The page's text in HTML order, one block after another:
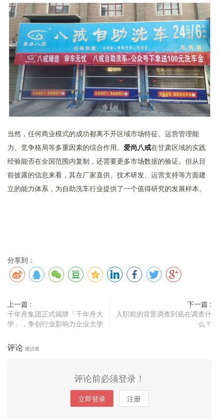
当然，任何商业模式的成功都离不开区域市场特征、运营管理能
力、竞争格局等多重因素的综合作用。 爱尚八戒在甘肃区域的实践
经验能否在全国范围内复制，还需要更多市场数据的验证。但从目
前披露的信息来看，其在厂家直供、技术研发、运营支持等方面建
立的能力体系，为自助洗车行业提供了一个值得研究的发展样本。
分享到：
上一篇 :
千年舟集团正式揭牌「千年舟大
学」，争创行业影响力企业大学
下一篇 :
入职前的背景调查到底在调查什
么？
评论 抢沙发
评论前必须登录！
立即登录 注册